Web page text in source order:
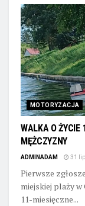
MOTORYZACJA
WALKA O ŻYCIE
MĘŻCZYZNY
ADMINADAM 31
Pierwsze
miejskiej plaży w
11-miesięczne...